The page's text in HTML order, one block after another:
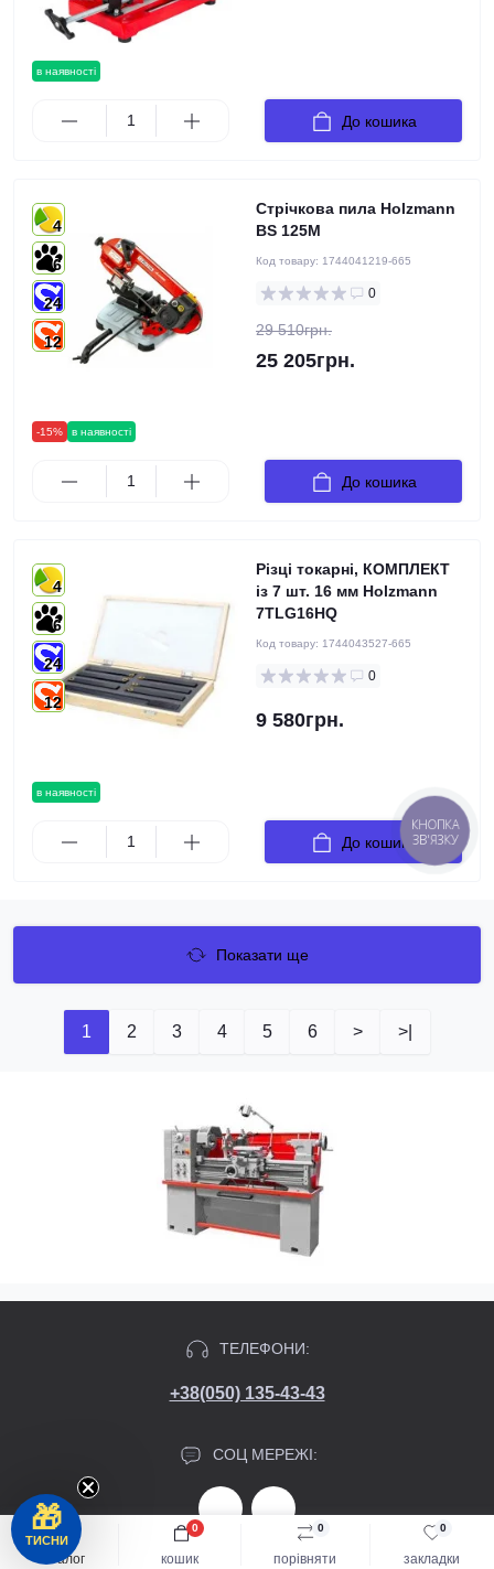
каталог порівняти
0
закладки
0
кошик
0
в наявності
До кошика
-15% в наявності
4
6
24
12
Стрічкова пила Holzmann
BS 125М
Код товару: 1744041219-665
0
29 510грн.
25 205грн.
До кошика
в наявності
4
6
24
12
Різці токарні, КОМПЛЕКТ
із 7 шт. 16 мм Holzmann
7TLG16HQ
Код товару: 1744043527-665
0
9 580грн.
До кошика
Показати ще
1 2 3 4 5 6 > >|
ТЕЛЕФОНИ:
+38(050) 135-43-43
СОЦ МЕРЕЖІ:
КНОПКА
ЗВ'ЯЗКУ
🎁
ТИСНИ